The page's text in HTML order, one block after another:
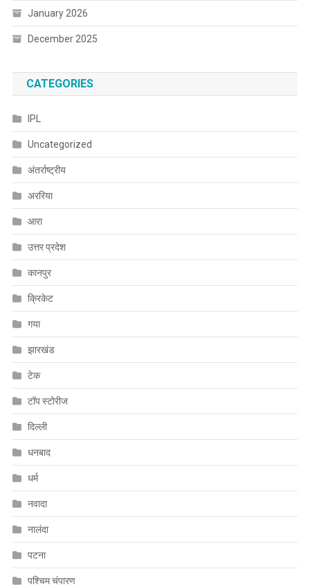
January 2026
December 2025
CATEGORIES
IPL
Uncategorized
अंतर्राष्ट्रीय
अररिया
आरा
उत्तर प्रदेश
कानपुर
क्रिकेट
गया
झारखंड
टेक
टॉप स्टोरीज
दिल्ली
धनबाद
धर्म
नवादा
नालंदा
पटना
पश्चिम चंपारण